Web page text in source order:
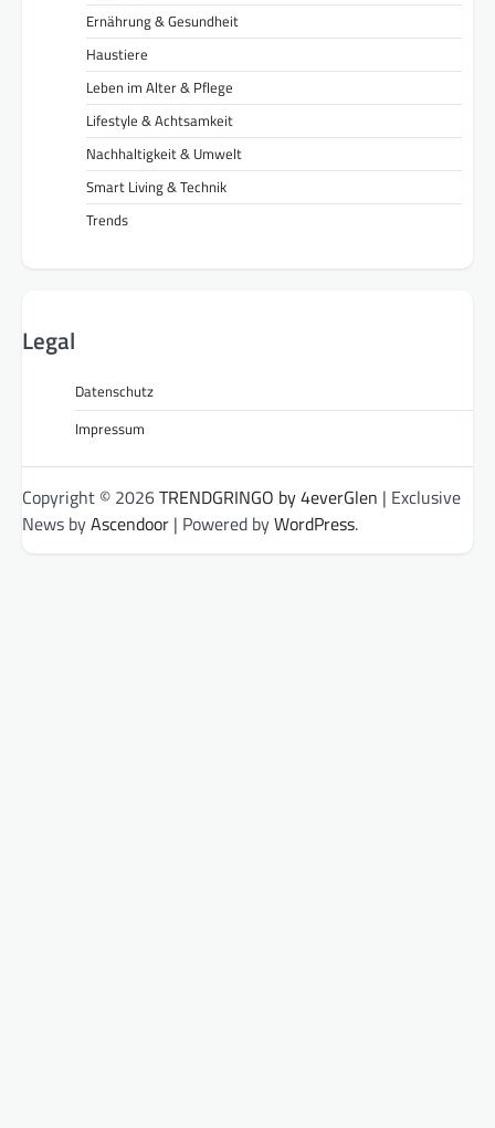
Ernährung & Gesundheit
Haustiere
Leben im Alter & Pflege
Lifestyle & Achtsamkeit
Nachhaltigkeit & Umwelt
Smart Living & Technik
Trends
Legal
Datenschutz
Impressum
Copyright © 2026TRENDGRINGO by 4everGlen | Exclusive
News byAscendoor | Powered byWordPress.